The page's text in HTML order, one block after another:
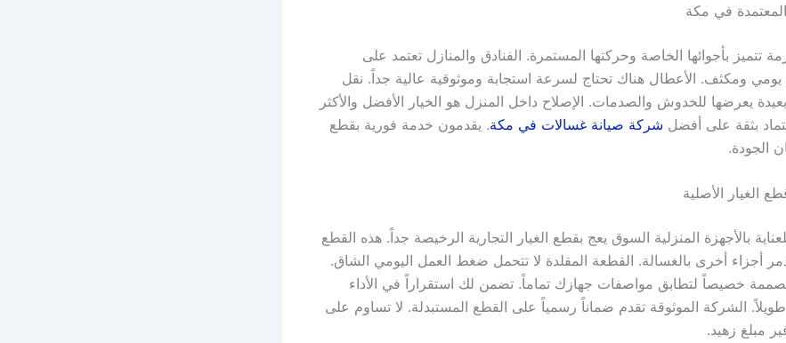
في مكة
تتميز بأجوائها الخاصة وحركتها المستمرة. الفنادق والمنازل تعتمد على
ومكثف. الأعطال هناك تحتاج لسرعة استجابة وموثوقية عالية جداً. نقل
يعرضها للخدوش والصدمات. الإصلاح داخل المنزل هو الخيار الأفضل والأكثر
بثقة على أفضل شركة صيانة غسالات في مكة. يقدمون خدمة فورية بقطع
الجودة.
الغيار الأصلية
بالأجهزة المنزلية السوق يعج بقطع الغيار التجارية الرخيصة جداً. هذه القطع
أجزاء أخرى بالغسالة. القطعة المقلدة لا تتحمل ضغط العمل اليومي الشاق.
خصيصاً لتطابق مواصفات جهازك تماماً. تضمن لك استقراراً في الأداء
الشركة الموثوقة تقدم ضماناً رسمياً على القطع المستبدلة. لا تساوم على
مبلغ زهيد.